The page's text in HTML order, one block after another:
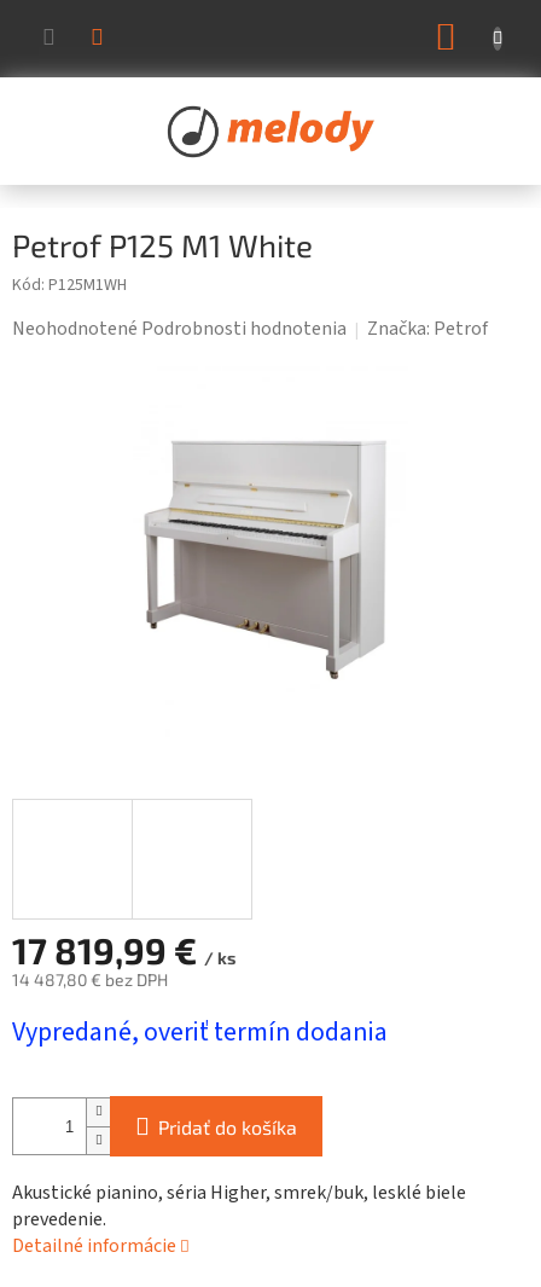
obsah
Petrof P125 M1 White
Kód: P125M1WH
Priemerné
Neohodnotené Podrobnosti hodnotenia Značka: Petrof
17 819,99 € / ks
14 487,80 € bez DPH
cena:
Vypredané, overiť termín dodania
Pridať do košíka
Akustické pianino, séria Higher, smrek/buk, lesklé biele
prevedenie.
Detailné informácie